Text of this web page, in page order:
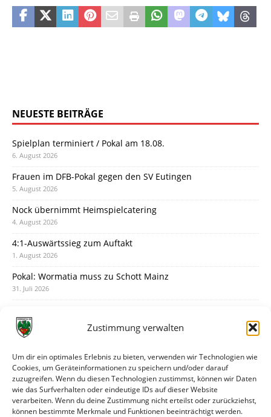
Zustimmung verwalten
Um dir ein optimales Erlebnis zu bieten, verwenden wir Technologien wie
Cookies, um Geräteinformationen zu speichern und/oder darauf
zuzugreifen. Wenn du diesen Technologien zustimmst, können wir Daten
wie das Surfverhalten oder eindeutige IDs auf dieser Website
verarbeiten. Wenn du deine Zustimmung nicht erteilst oder zurückziehst,
können bestimmte Merkmale und Funktionen beeinträchtigt werden.
NEUESTE BEITRÄGE
Spielplan terminiert / Pokal am 18.08.
6. August 2026
Frauen im DFB-Pokal gegen den SV Eutingen
5. August 2026
Nock übernimmt Heimspielcatering
4. August 2026
4:1-Auswärtssieg zum Auftakt
1. August 2026
Pokal: Wormatia muss zu Schott Mainz
31. Juli 2026
30. Juli 2026
28. Juli 2026
Neuer Rückensponsor
28. Juli 2026
Neue Podcast-Folge: So tickt Björn!